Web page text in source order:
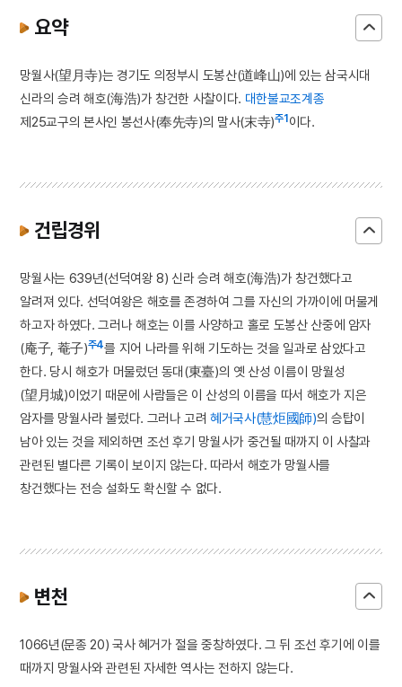
요약
망월사(望月寺)는 경기도 의정부시 도봉산(道峰山)에 있는 삼국시대
신라의 승려 해호(海浩)가 창건한 사찰이다. 대한불교조계종
제25교구의 본사인 봉선사(奉先寺)의 말사(末寺)주1 이다.
건립경위
망월사는 639년(선덕여왕 8) 신라 승려 해호(海浩)가 창건했다고
알려져 있다. 선덕여왕은 해호를 존경하여 그를 자신의 가까이에 머물게
하고자 하였다. 그러나 해호는 이를 사양하고 홀로 도봉산 산중에 암자
(庵子, 菴子)주4를 지어 나라를 위해 기도하는 것을 일과로 삼았다고
한다. 당시 해호가 머물렀던 동대(東臺)의 옛 산성 이름이 망월성
(望月城)이었기 때문에 사람들은 이 산성의 이름을 따서 해호가 지은
암자를 망월사라 불렀다. 그러나 고려혜거국사(慧炬國師)의 승탑이
남아 있는 것을 제외하면 조선 후기 망월사가 중건될 때까지 이 사찰과
관련된 별다른 기록이 보이지 않는다. 따라서 해호가 망월사를
창건했다는 전승 설화도 확신할 수 없다.
변천
1066년(문종 20) 국사 혜거가 절을 중창하였다. 그 뒤 조선 후기에 이를
때까지 망월사와 관련된 자세한 역사는 전하지 않는다.